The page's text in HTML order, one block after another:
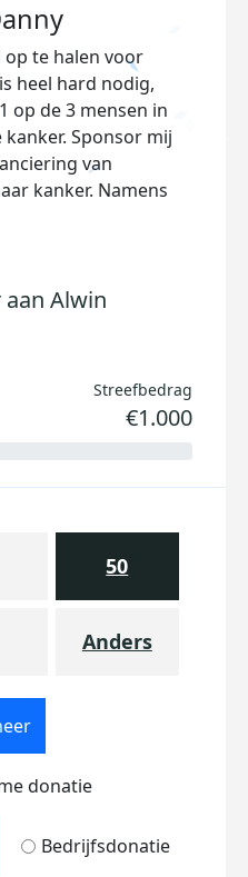
te halen voor
heel hard nodig,
op de 3 mensen in
Sponsor mij
van
kanker. Namens
aan Alwin
Streefbedrag
€1.000
50
Anders
donatie
Bedrijfsdonatie